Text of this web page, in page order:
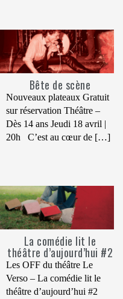
Bête de scène
Nouveaux plateaux Gratuit
sur réservation Théâtre –
Dès 14 ans Jeudi 18 avril |
20h C’est au cœur de […]
La comédie lit le
théâtre d’aujourd’hui #2
Les OFF du théâtre Le
Verso – La comédie lit le
théâtre d’aujourd’hui #2